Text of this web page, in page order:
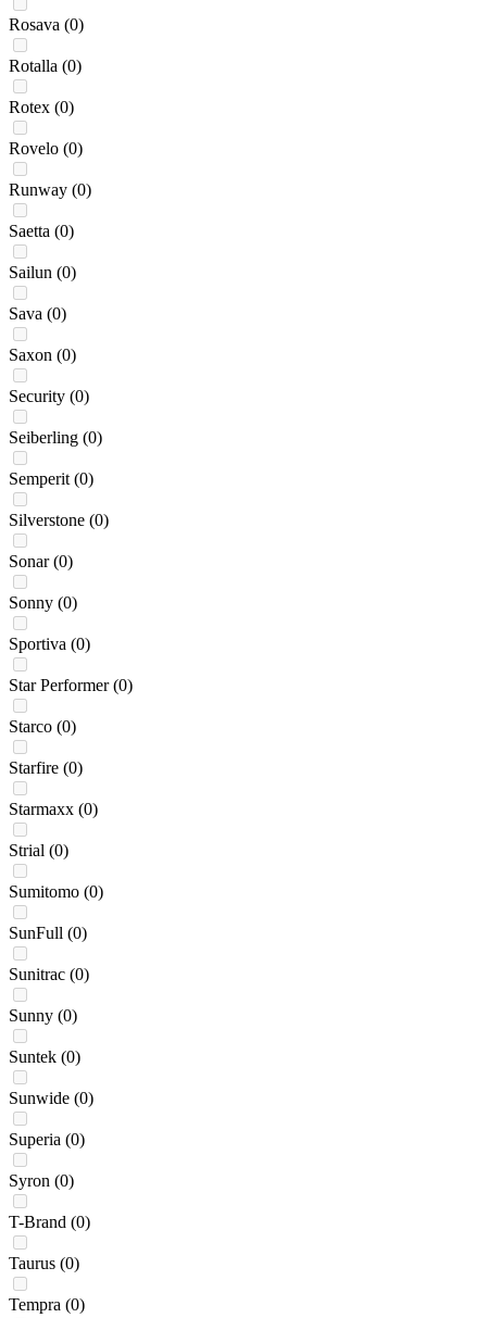
Rosava (0)
Rotalla (0)
Rotex (0)
Rovelo (0)
Runway (0)
Saetta (0)
Sailun (0)
Sava (0)
Saxon (0)
Security (0)
Seiberling (0)
Semperit (0)
Silverstone (0)
Sonar (0)
Sonny (0)
Sportiva (0)
Star Performer (0)
Starco (0)
Starfire (0)
Starmaxx (0)
Strial (0)
Sumitomo (0)
SunFull (0)
Sunitrac (0)
Sunny (0)
Suntek (0)
Sunwide (0)
Superia (0)
Syron (0)
T-Brand (0)
Taurus (0)
Tempra (0)